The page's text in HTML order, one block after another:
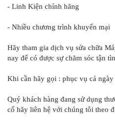
- Linh Kiện chính hãng
- Nhiều chương trình khuyến mại
Hãy tham gia dịch vụ sửa chữa
nay để có được sự chăm sóc tận
Khi cần hãy gọi : phục vụ cả
Quý khách hàng đang sử dụng
cố hãy liên hệ với chúng tôi theo